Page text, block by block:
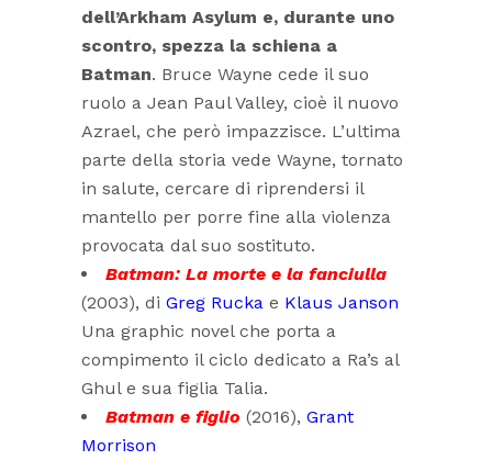
dell’Arkham Asylum e, durante uno
scontro, spezza la schiena a
Batman. Bruce Wayne cede il suo
ruolo a Jean Paul Valley, cioè il nuovo
Azrael, che però impazzisce. L’ultima
parte della storia vede Wayne, tornato
in salute, cercare di riprendersi il
mantello per porre fine alla violenza
provocata dal suo sostituto.
Batman: La morte e la fanciulla
(2003), di Greg Rucka e Klaus Janson
Una graphic novel che porta a
compimento il ciclo dedicato a Ra’s al
Ghul e sua figlia Talia.
Batman e figlio (2016), Grant
Morrison